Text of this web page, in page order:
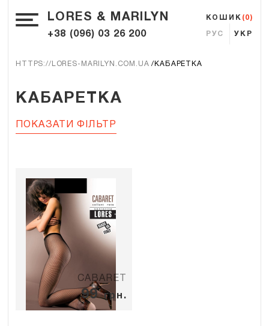
LORES & MARILYN
+38 (096) 03 26 200 РУС УКР
КОШИК (0)
HTTPS://LORES-MARILYN.COM.UA КАБАРЕТКА
КАБАРЕТКА
ПОКАЗАТИ ФІЛЬТР
CABARET
99грн.